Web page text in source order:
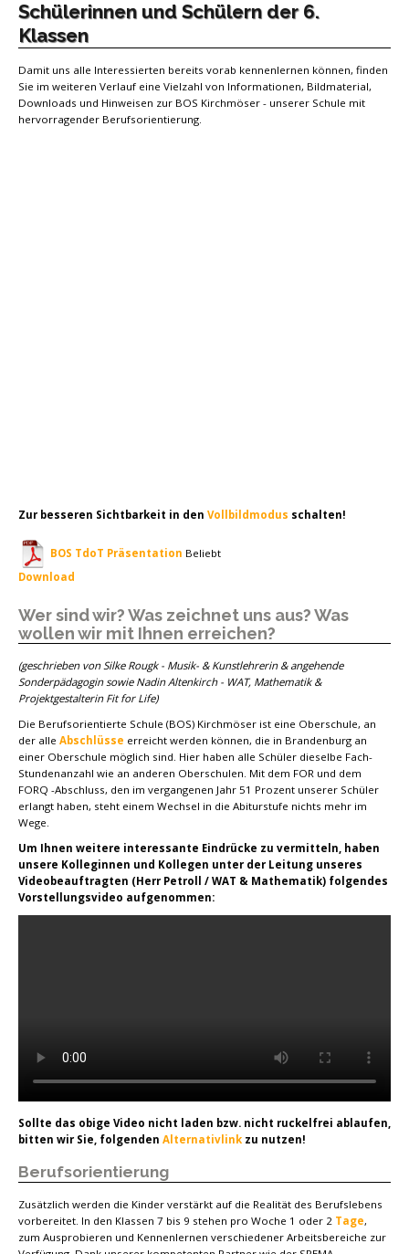
Schülerinnen und Schülern der 6.
Klassen
Damit uns alle Interessierten bereits vorab kennenlernen können, finden
Sie im weiteren Verlauf eine Vielzahl von Informationen, Bildmaterial,
Downloads und Hinweisen zur BOS Kirchmöser - unserer Schule mit
hervorragender Berufsorientierung.
Zur besseren Sichtbarkeit in den Vollbildmodus schalten!
BOS TdoT Präsentation Beliebt
Download
Wer sind wir? Was zeichnet uns aus? Was
wollen wir mit Ihnen erreichen?
(geschrieben von Silke Rougk - Musik- & Kunstlehrerin & angehende
Sonderpädagogin sowie Nadin Altenkirch - WAT, Mathematik &
Projektgestalterin Fit for Life)
Die Berufsorientierte Schule (BOS) Kirchmöser ist eine Oberschule, an
der alle Abschlüsse erreicht werden können, die in Brandenburg an
einer Oberschule möglich sind. Hier haben alle Schüler dieselbe Fach-
Stundenanzahl wie an anderen Oberschulen. Mit dem FOR und dem
FORQ -Abschluss, den im vergangenen Jahr 51 Prozent unserer Schüler
erlangt haben, steht einem Wechsel in die Abiturstufe nichts mehr im
Wege.
Um Ihnen weitere interessante Eindrücke zu vermitteln, haben
unsere Kolleginnen und Kollegen unter der Leitung unseres
Videobeauftragten (Herr Petroll / WAT & Mathematik) folgendes
Vorstellungsvideo aufgenommen:
Sollte das obige Video nicht laden bzw. nicht ruckelfrei ablaufen,
bitten wir Sie, folgenden Alternativlink zu nutzen!
Berufsorientierung
Zusätzlich werden die Kinder verstärkt auf die Realität des Berufslebens
vorbereitet. In den Klassen 7 bis 9 stehen pro Woche 1 oder 2 Tage,
zum Ausprobieren und Kennenlernen verschiedener Arbeitsbereiche zur